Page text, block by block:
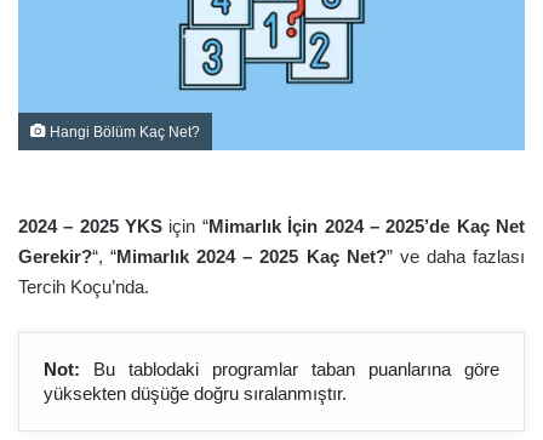
Hangi Bölüm Kaç Net?
2024 – 2025 YKS için “Mimarlık İçin 2024 – 2025’de Kaç Net
Gerekir?“, “Mimarlık 2024 – 2025 Kaç Net?” ve daha fazlası
Tercih Koçu’nda.
Not: Bu tablodaki programlar taban puanlarına göre
yüksekten düşüğe doğru sıralanmıştır.